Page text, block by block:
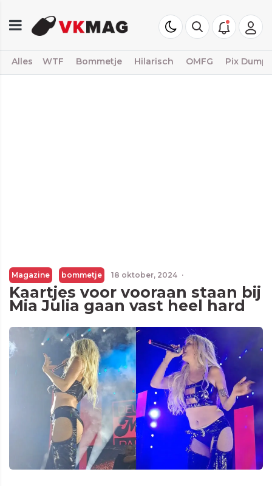
Alles WTF Bommetje Hilarisch OMFG Pix Dump
Magazine bommetje 18 oktober, 2024 ·
Kaartjes voor vooraan staan bij
Mia Julia gaan vast heel hard